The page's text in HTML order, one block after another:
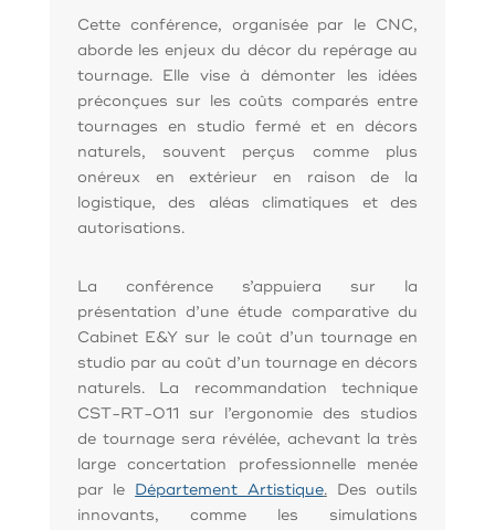
Cette conférence, organisée par le CNC,
aborde les enjeux du décor du repérage au
tournage. Elle vise à démonter les idées
préconçues sur les coûts comparés entre
tournages en studio fermé et en décors
naturels, souvent perçus comme plus
onéreux en extérieur en raison de la
logistique, des aléas climatiques et des
autorisations.
La conférence s’appuiera sur la
présentation d’une étude comparative du
Cabinet E&Y sur le coût d’un tournage en
studio par au coût d’un tournage en décors
naturels. La recommandation technique
CST-RT-011 sur l’ergonomie des studios
de tournage sera révélée, achevant la très
large concertation professionnelle menée
par le Département Artistique.Des outils
innovants, comme les simulations